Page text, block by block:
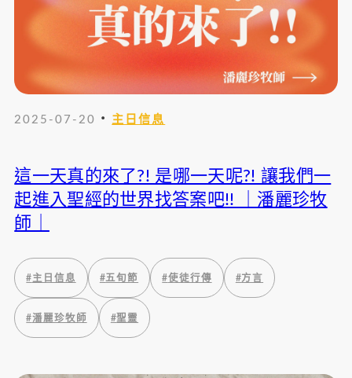
2025-07-20 ・ 主日信息
這一天真的來了?! 是哪一天呢?! 讓我們一
起進入聖經的世界找答案吧!! ｜潘麗珍牧
師｜
#主日信息 #五旬節 #使徒行傳 #方言
#潘麗珍牧師 #聖靈